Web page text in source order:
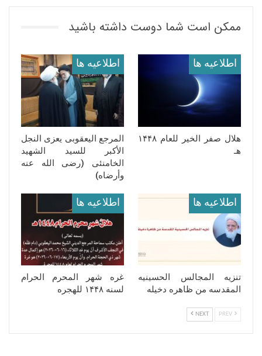
ممکن است شما دوست داشته باشید
اطلاعيه ها
هلال صفر الخیر للعام ١۴۴٨
هـ
اطلاعيه ها
المرجع الیعقوبی یعزی النجل
الأکبر للسید الشهید
الخامنئی (رضی الله عنه
وأرضاه)
اطلاعيه ها
تنزیه المجالس الحسینیه
المقدسه من ظاهره دخیله
اطلاعيه ها
غره شهر المحرم الحرام
لسنه ١۴۴٨ للهجره
NEXT